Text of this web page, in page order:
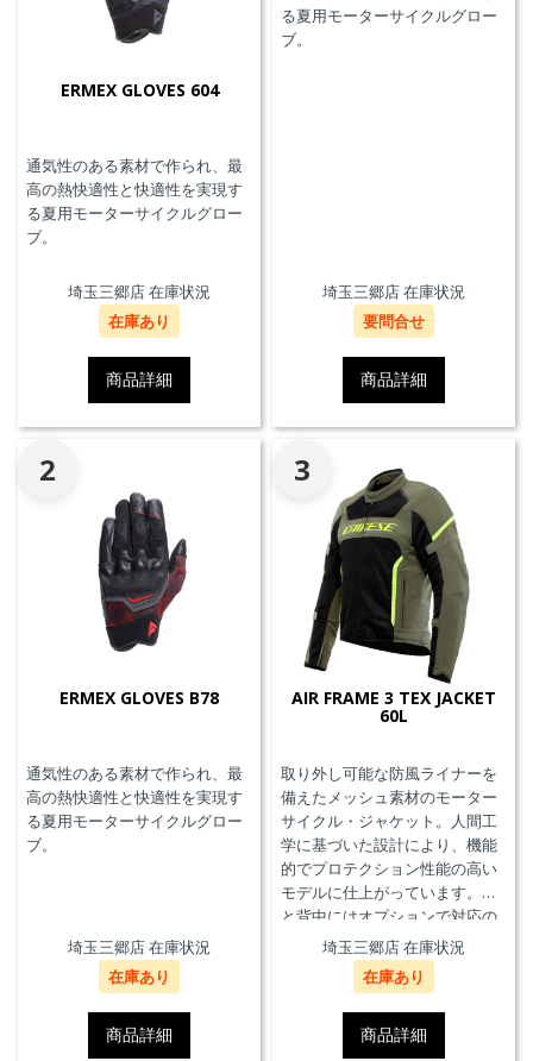
ERMEX GLOVES 604
通気性のある素材で作られ、最
高の熱快適性と快適性を実現す
る夏用モーターサイクルグロー
ブ。
埼玉三郷店 在庫状況
在庫あり
商品詳細
る夏用モーターサイクルグロー
ブ。
埼玉三郷店 在庫状況
要問合せ
商品詳細
2
ERMEX GLOVES B78
通気性のある素材で作られ、最
高の熱快適性と快適性を実現す
る夏用モーターサイクルグロー
ブ。
埼玉三郷店 在庫状況
在庫あり
商品詳細
3
AIR FRAME 3 TEX JACKET
60L
取り外し可能な防風ライナーを
備えたメッシュ素材のモーター
サイクル・ジャケット。人間工
学に基づいた設計により、機能
的でプロテクション性能の高い
モデルに仕上がっています。胸
と背中にはオプションで対応の
プロテクターを装着することが
できます。また、防水の内ポケ
ット、EN17092クラスA認証、パ
ンツと接続可能なファスナーを
備えています。
埼玉三郷店 在庫状況
在庫あり
商品詳細